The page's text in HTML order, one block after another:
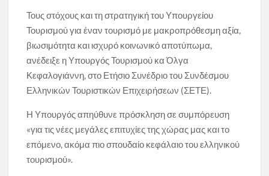
Τους στόχους και τη στρατηγική του Υπουργείου
Τουρισμού για έναν τουρισμό με μακροπρόθεσμη αξία,
βιωσιμότητα και ισχυρό κοινωνικό αποτύπωμα,
ανέδειξε η Υπουργός Τουρισμού κα Όλγα
Κεφαλογιάννη, στο Ετήσιο Συνέδριο του Συνδέσμου
Ελληνικών Τουριστικών Επιχειρήσεων (ΣΕΤΕ).
Η Υπουργός απηύθυνε πρόσκληση σε συμπόρευση
«για τις νέες μεγάλες επιτυχίες της χώρας μας και το
επόμενο, ακόμα πιο σπουδαίο κεφάλαιο του ελληνικού
τουρισμού».